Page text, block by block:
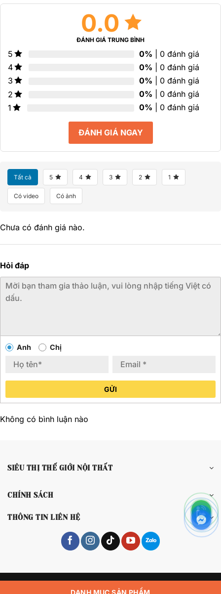
0.0
ĐÁNH GIÁ TRUNG BÌNH
5 0% | 0 đánh giá
4
0% | 0 đánh giá
3
0% | 0 đánh giá
2
0% | 0 đánh giá
1
0% | 0 đánh giá
ĐÁNH GIÁ NGAY
Tất cả 5 4 3 2 1
Có video Có ảnh
Chưa có đánh giá nào.
Hỏi đáp
Anh Chị
GỬI
Không có bình luận nào
SIÊU THỊ THẾ GIỚI NỘI THẤT
CHÍNH SÁCH
THÔNG TIN LIÊN HỆ
Copyright 2026 © Siêu Thị Thế Giới Nội Thất
DANH MỤC SẢN PHẨM